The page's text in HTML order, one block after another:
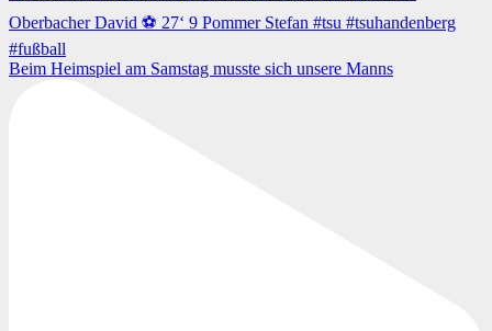
Beim Heimspiel am Samstag musste sich unsere Manns